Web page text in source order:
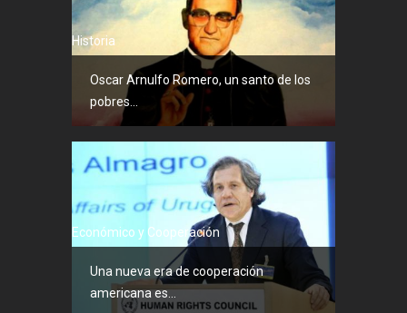
Historia
Oscar Arnulfo Romero, un santo de los
pobres...
Económico y Cooperación
Una nueva era de cooperación
americana es...